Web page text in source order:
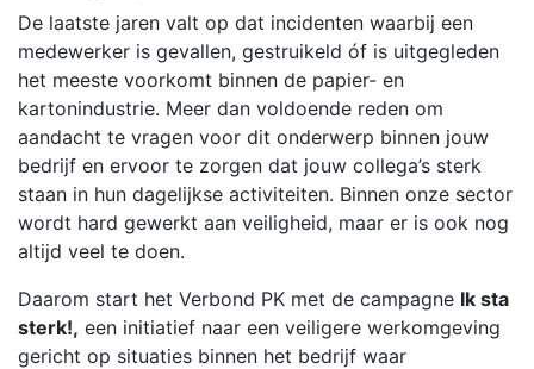
De laatste jaren valt op dat incidenten waarbij een
medewerker is gevallen, gestruikeld óf is uitgegleden
het meeste voorkomt binnen de papier- en
kartonindustrie. Meer dan voldoende reden om
aandacht te vragen voor dit onderwerp binnen jouw
bedrijf en ervoor te zorgen dat jouw collega’s sterk
staan in hun dagelijkse activiteiten. Binnen onze sector
wordt hard gewerkt aan veiligheid, maar er is ook nog
altijd veel te doen.
Daarom start het Verbond PK met de campagne Ik sta
sterk!, een initiatief naar een veiligere werkomgeving
gericht op situaties binnen het bedrijf waar